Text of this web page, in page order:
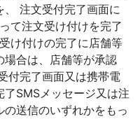
注文受付完了画面に
て注文受け付けを完了
け付けの完了に店舗等
場合は、店舗等が承認
付完了画面又は携帯電
SMSメッセージ又は注
送信のいずれかをもっ